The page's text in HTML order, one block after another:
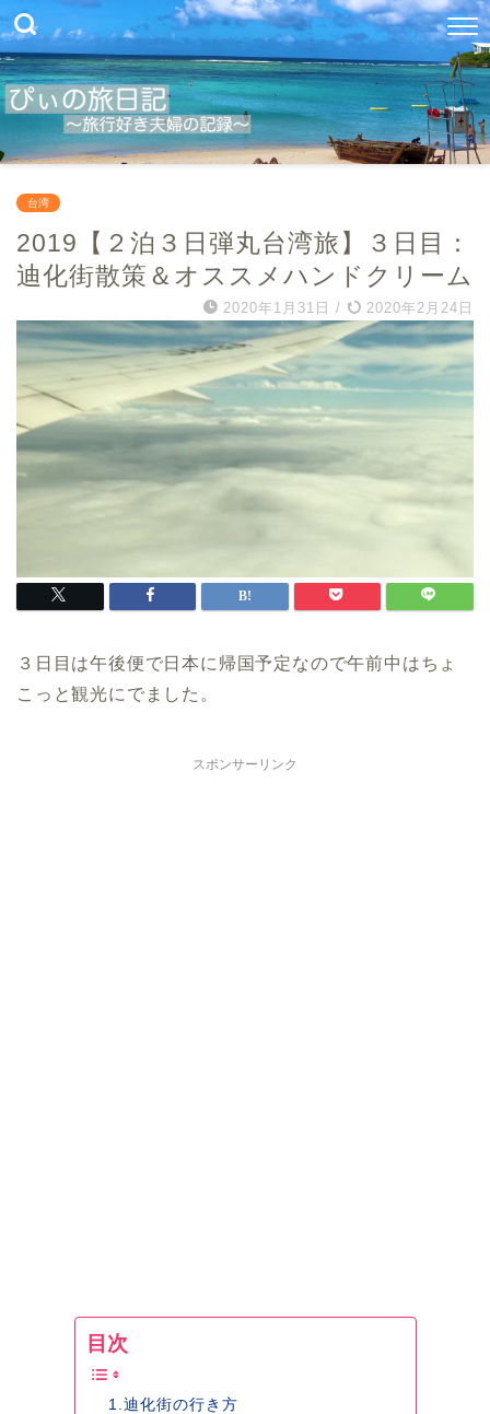
台湾
2019【２泊３日弾丸台湾旅】３日目：
迪化街散策＆オススメハンドクリーム
2020年1月31日 / 2020年2月24日
３日目は午後便で日本に帰国予定なので午前中はちょ
こっと観光にでました。
スポンサーリンク
目次
1.迪化街の行き方